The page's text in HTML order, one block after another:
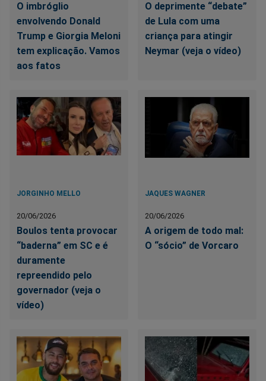
O imbróglio
envolvendo Donald
Trump e Giorgia Meloni
tem explicação. Vamos
aos fatos
O deprimente “debate”
de Lula com uma
criança para atingir
Neymar (veja o vídeo)
JORGINHO MELLO
20/06/2026
Boulos tenta provocar
“baderna” em SC e é
duramente
repreendido pelo
governador (veja o
vídeo)
JAQUES WAGNER
20/06/2026
A origem de todo mal:
O “sócio” de Vorcaro